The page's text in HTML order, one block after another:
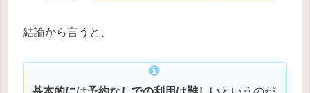
結論から言うと、